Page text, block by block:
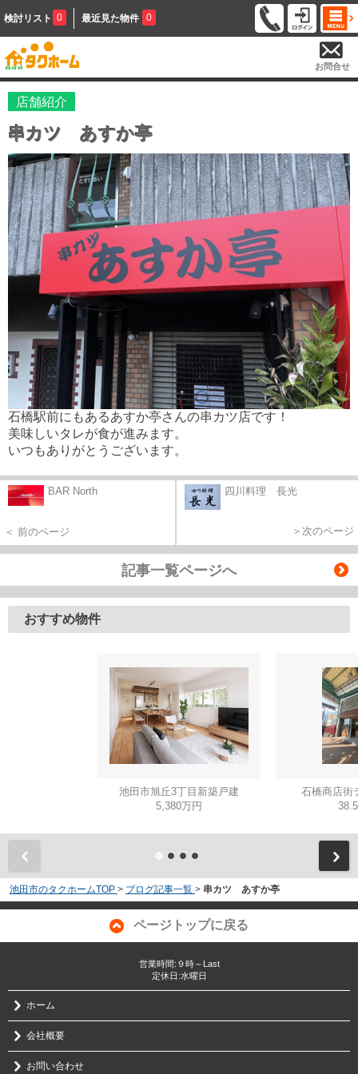
検討リスト 0 最近見た物件 0
お問合せ
店舗紹介
串カツ あすか亭
石橋駅前にもあるあすか亭さんの串カツ店です！
美味しいタレが食が進みます。
いつもありがとうございます。
BAR North
＜ 前のページ
四川料理 長光
＞次のページ
記事一覧ページへ
おすすめ物件
池田市旭丘3丁目新築戸建
5,380万円
石橋商店街
池田市のタクホームTOP > ブログ記事一覧 > 串カツ あすか亭
ページトップに戻る
営業時間:９時～Last
定休日:水曜日
ホーム
会社概要
お問い合わせ